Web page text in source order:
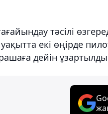
тәсілі
уақытта екі өңірде
дейін